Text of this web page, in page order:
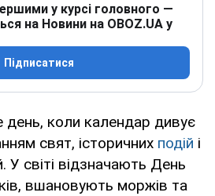
у курсі головного —
на Новини на OBOZ.UA у
Підписатися
день, коли календар дивує
свят, історичних подій і
У світі відзначають День
вшановують моржів та